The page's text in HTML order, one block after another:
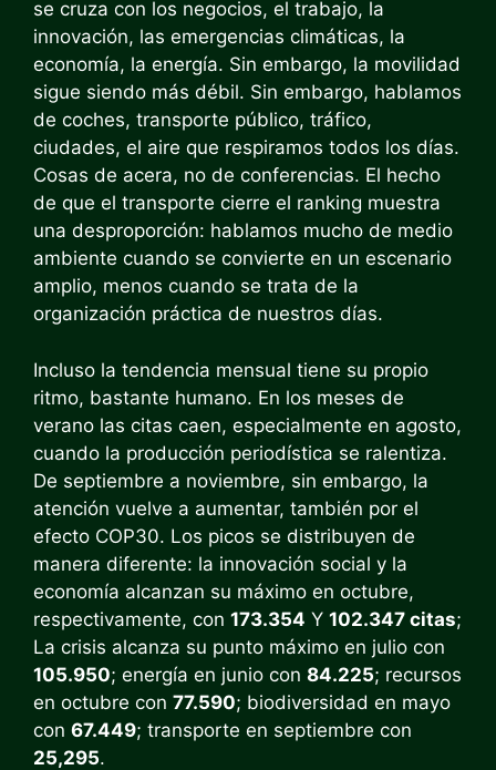
se cruza con los negocios, el trabajo, la
innovación, las emergencias climáticas, la
economía, la energía. Sin embargo, la movilidad
sigue siendo más débil. Sin embargo, hablamos
de coches, transporte público, tráfico,
ciudades, el aire que respiramos todos los días.
Cosas de acera, no de conferencias. El hecho
de que el transporte cierre el ranking muestra
una desproporción: hablamos mucho de medio
ambiente cuando se convierte en un escenario
amplio, menos cuando se trata de la
organización práctica de nuestros días.
Incluso la tendencia mensual tiene su propio
ritmo, bastante humano. En los meses de
verano las citas caen, especialmente en agosto,
cuando la producción periodística se ralentiza.
De septiembre a noviembre, sin embargo, la
atención vuelve a aumentar, también por el
efecto COP30. Los picos se distribuyen de
manera diferente: la innovación social y la
economía alcanzan su máximo en octubre,
respectivamente, con 173.354 Y 102.347 citas;
La crisis alcanza su punto máximo en julio con
105.950; energía en junio con 84.225; recursos
en octubre con 77.590; biodiversidad en mayo
con 67.449; transporte en septiembre con
25,295.